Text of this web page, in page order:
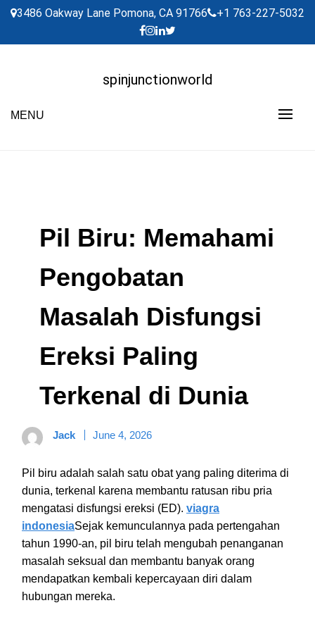
Skip
content
3486 Oakway Lane Pomona, CA 91766 +1 763-227-5032
spinjunctionworld
MENU
Pil Biru: Memahami
Pengobatan
Masalah Disfungsi
Ereksi Paling
Terkenal di Dunia
Jack June 4, 2026
Pil biru adalah salah satu obat yang paling diterima di
dunia, terkenal karena membantu ratusan ribu pria
mengatasi disfungsi ereksi (ED). viagra
indonesiaSejak kemunculannya pada pertengahan
tahun 1990-an, pil biru telah mengubah penanganan
masalah seksual dan membantu banyak orang
mendapatkan kembali kepercayaan diri dalam
hubungan mereka.